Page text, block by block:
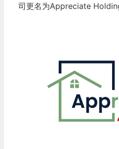
司更名为Appreciate